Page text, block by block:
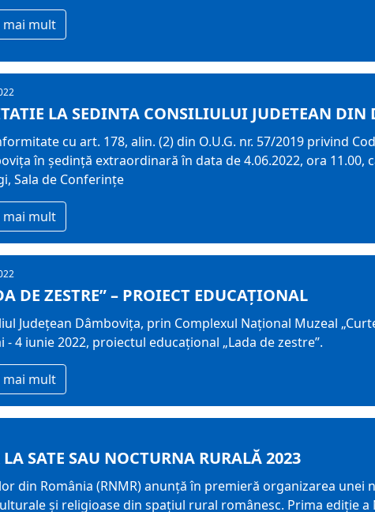
mai mult
LA SEDINTA CONSILIULUI JUDETEAN DIN
cu art. 178, alin. (2) din O.U.G. nr. 57/2019 privind
în şedinţă extraordinară în data de 4.06.2022, ora 11.00,
Sala de Conferințe
mai mult
DE ZESTRE” – PROIECT EDUCAȚIONAL
Județean Dâmbovița, prin Complexul Național Muzeal
- 4 iunie 2022, proiectul educațional „Lada de zestre”.
mai mult
SATE SAU NOCTURNA RURALĂ 2023
din România (RNMR) anunță în premieră organizarea
și religioase din spațiul rural românesc. Prima ediție a